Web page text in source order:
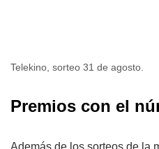
Telekino, sorteo 31 de agosto.
Premios con el